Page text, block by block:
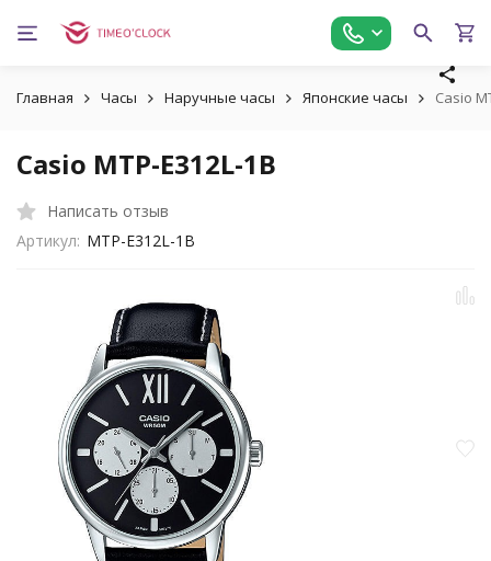
Главная Часы Наручные часы Японские часы Casio
Casio MTP-E312L-1B
Написать отзыв
Артикул: MTP-E312L-1B